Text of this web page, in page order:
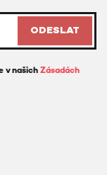
ODESLAT
v našich Zásadách